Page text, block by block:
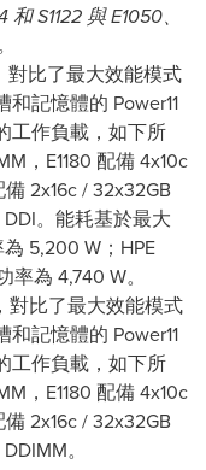
和S1122 與E1050、
比了最大效能模式
記憶體的 Power11
工作負載，如下所
，E1180 配備 4x10c
2x16c / 32x32GB
DDI。能耗基於最大
5,200 W；HPE
為 4,740 W。
對比了最大效能模式
記憶體的 Power11
工作負載，如下所
，E1180 配備 4x10c
2x16c / 32x32GB
。